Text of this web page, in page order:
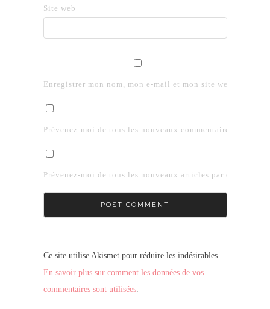
Site web
Enregistrer mon nom, mon e-mail et mon site web dans le
Prévenez-moi de tous les nouveaux commentaires par e-
Prévenez-moi de tous les nouveaux articles par e-mail.
Ce site utilise Akismet pour réduire les indésirables.
En savoir plus sur comment les données de vos
commentaires sont utilisées.